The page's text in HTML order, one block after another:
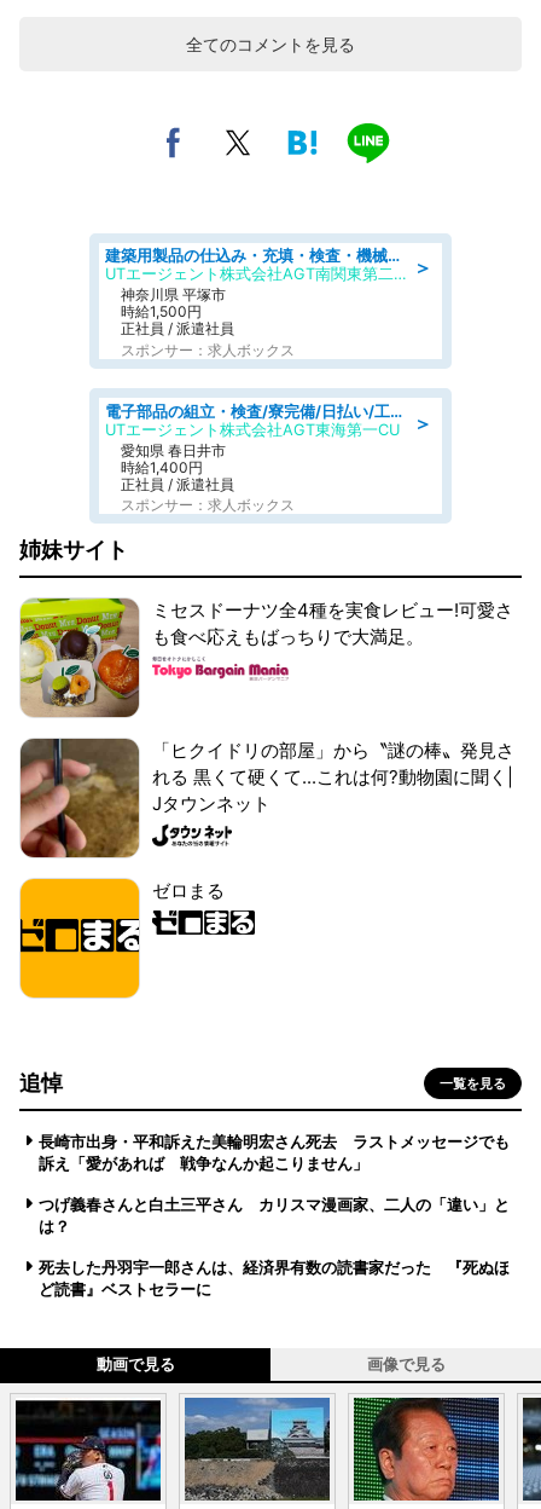
全てのコメントを見る
＞
建築用製品の仕込み・充填・検査・機械操作/寮完備/日払い/工場・製造
UTエージェント株式会社AGT南関東第二CU
神奈川県 平塚市
時給1,500円
正社員 / 派遣社員
スポンサー：求人ボックス
＞
電子部品の組立・検査/寮完備/日払い/工場・製造
UTエージェント株式会社AGT東海第一CU
愛知県 春日井市
時給1,400円
正社員 / 派遣社員
スポンサー：求人ボックス
姉妹サイト
ミセスドーナツ全4種を実食レビュー!可愛さ
も食べ応えもばっちりで大満足。
「ヒクイドリの部屋」から〝謎の棒〟発見さ
れる 黒くて硬くて...これは何?動物園に聞く|
Jタウンネット
ゼロまる
追悼 一覧を見る
長崎市出身・平和訴えた美輪明宏さん死去 ラストメッセージでも
訴え「愛があれば 戦争なんか起こりません」
つげ義春さんと白土三平さん カリスマ漫画家、二人の「違い」と
は？
死去した丹羽宇一郎さんは、経済界有数の読書家だった 『死ぬほ
ど読書』ベストセラーに
動画で見る 画像で見る